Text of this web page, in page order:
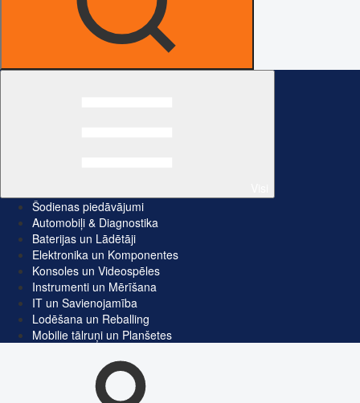
Šodienas piedāvājumi
Automobiļi & Diagnostika
Baterijas un Lādētāji
Elektronika un Komponentes
Konsoles un Videospēles
Instrumenti un Mērīšana
IT un Savienojamība
Lodēšana un Reballing
Mobilie tālruņi un Planšetes